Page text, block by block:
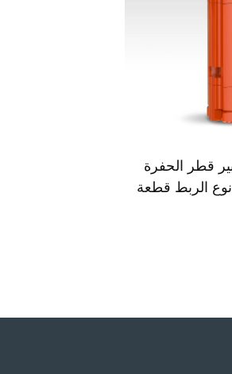
قطر الحفرة
الربط قطعة